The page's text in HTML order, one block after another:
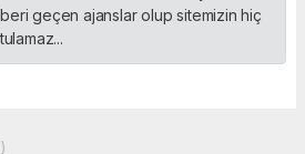
geçen ajanslar olup sitemizin hiç